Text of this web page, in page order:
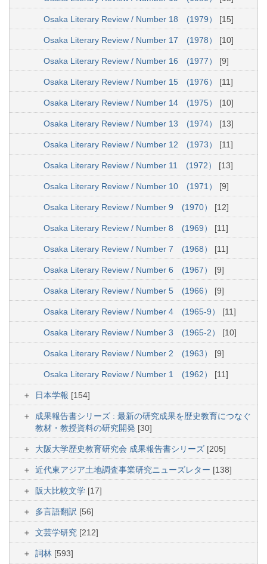
Osaka Literary Review / Number 18 (1979） [15]
Osaka Literary Review / Number 17 (1978） [10]
Osaka Literary Review / Number 16 (1977） [9]
Osaka Literary Review / Number 15 (1976） [11]
Osaka Literary Review / Number 14 (1975） [10]
Osaka Literary Review / Number 13 (1974） [13]
Osaka Literary Review / Number 12 (1973） [11]
Osaka Literary Review / Number 11 (1972） [13]
Osaka Literary Review / Number 10 (1971） [9]
Osaka Literary Review / Number 9 (1970） [12]
Osaka Literary Review / Number 8 (1969） [11]
Osaka Literary Review / Number 7 (1968） [11]
Osaka Literary Review / Number 6 (1967） [9]
Osaka Literary Review / Number 5 (1966） [9]
Osaka Literary Review / Number 4 (1965-9） [11]
Osaka Literary Review / Number 3 (1965-2） [10]
Osaka Literary Review / Number 2 (1963） [9]
Osaka Literary Review / Number 1 (1962） [11]
日本学報 [154]
成果報告書シリーズ : 最新の研究成果を歴史教育につなぐ
教材・教授資料の研究開発 [30]
大阪大学歴史教育研究会 成果報告書シリーズ [205]
近代東アジア土地調査事業研究ニューズレター [138]
阪大比較文学 [17]
多言語翻訳 [56]
文芸学研究 [212]
詞林 [593]